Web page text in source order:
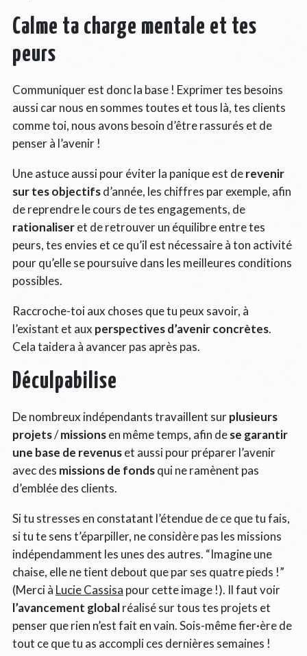
Calme ta charge mentale et tes
peurs
Communiquer est donc la base ! Exprimer tes besoins
aussi car nous en sommes toutes et tous là, tes clients
comme toi, nous avons besoin d’être rassurés et de
penser à l’avenir !
Une astuce aussi pour éviter la panique est derevenir
sur tes objectifsd’année, les chiffres par exemple, afin
de reprendre le cours de tes engagements, de
rationaliseret de retrouver un équilibre entre tes
peurs, tes envies et ce qu’il est nécessaire à ton activité
pour qu’elle se poursuive dans les meilleures conditions
possibles.
Raccroche-toi aux choses que tu peux savoir, à
l’existant et aux perspectives d’avenir concrètes.
Cela taidera à avancer pas après pas.
Déculpabilise
De nombreux indépendants travaillent surplusieurs
projets/missionsen même temps, afin dese garantir
une base de revenuset aussi pour préparer l’avenir
avec des missions de fondsqui ne ramènent pas
d’emblée des clients.
Si tu stresses en constatant l’étendue de ce que tu fais,
si tu te sens t’éparpiller, ne considère pas les missions
indépendamment les unes des autres. “Imagine une
chaise, elle ne tient debout que par ses quatre pieds !”
(Merci à Lucie Cassisa pour cette image !). Il faut voir
l’avancement globalréalisé sur tous tes projets et
penser que rien n’est fait en vain. Sois-même fier·ère de
tout ce que tu as accompli ces dernières semaines !